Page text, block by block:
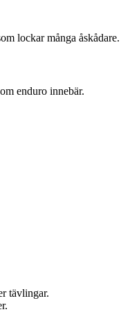
lockar många åskådare.
enduro innebär.
tävlingar.